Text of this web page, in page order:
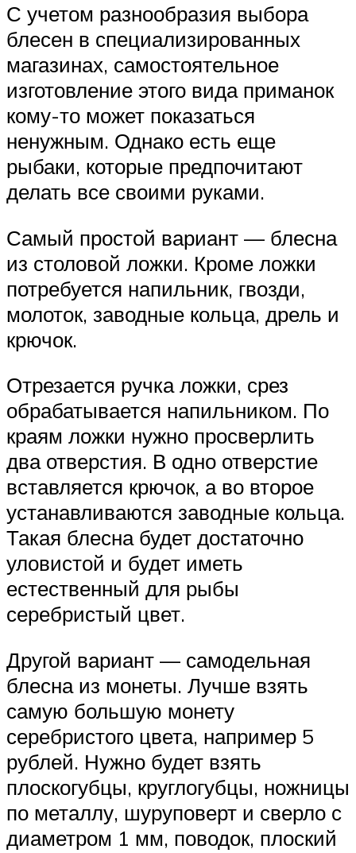
С учетом разнообразия выбора
блесен в специализированных
магазинах, самостоятельное
изготовление этого вида приманок
кому-то может показаться
ненужным. Однако есть еще
рыбаки, которые предпочитают
делать все своими руками.
Самый простой вариант — блесна
из столовой ложки. Кроме ложки
потребуется напильник, гвозди,
молоток, заводные кольца, дрель и
крючок.
Отрезается ручка ложки, срез
обрабатывается напильником. По
краям ложки нужно просверлить
два отверстия. В одно отверстие
вставляется крючок, а во второе
устанавливаются заводные кольца.
Такая блесна будет достаточно
уловистой и будет иметь
естественный для рыбы
серебристый цвет.
Другой вариант — самодельная
блесна из монеты. Лучше взять
самую большую монету
серебристого цвета, например 5
рублей. Нужно будет взять
плоскогубцы, круглогубцы, ножницы
по металлу, шуруповерт и сверло с
диаметром 1 мм, поводок, плоский